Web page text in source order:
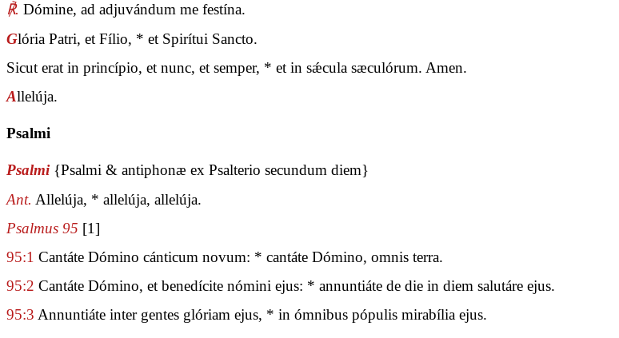
℟. Dómine, ad adjuvándum me festína.
Glória Patri, et Fílio, * et Spirítui Sancto.
Sicut erat in princípio, et nunc, et semper, * et in sǽcula sæculórum. Amen.
Allelúja.
Psalmi
Psalmi {Psalmi & antiphonæ ex Psalterio secundum diem}
Ant. Allelúja, * allelúja, allelúja.
Psalmus 95 [1]
95:1 Cantáte Dómino cánticum novum: * cantáte Dómino, omnis terra.
95:2 Cantáte Dómino, et benedícite nómini ejus: * annuntiáte de die in diem salutáre ejus.
95:3 Annuntiáte inter gentes glóriam ejus, * in ómnibus pópulis mirabília ejus.